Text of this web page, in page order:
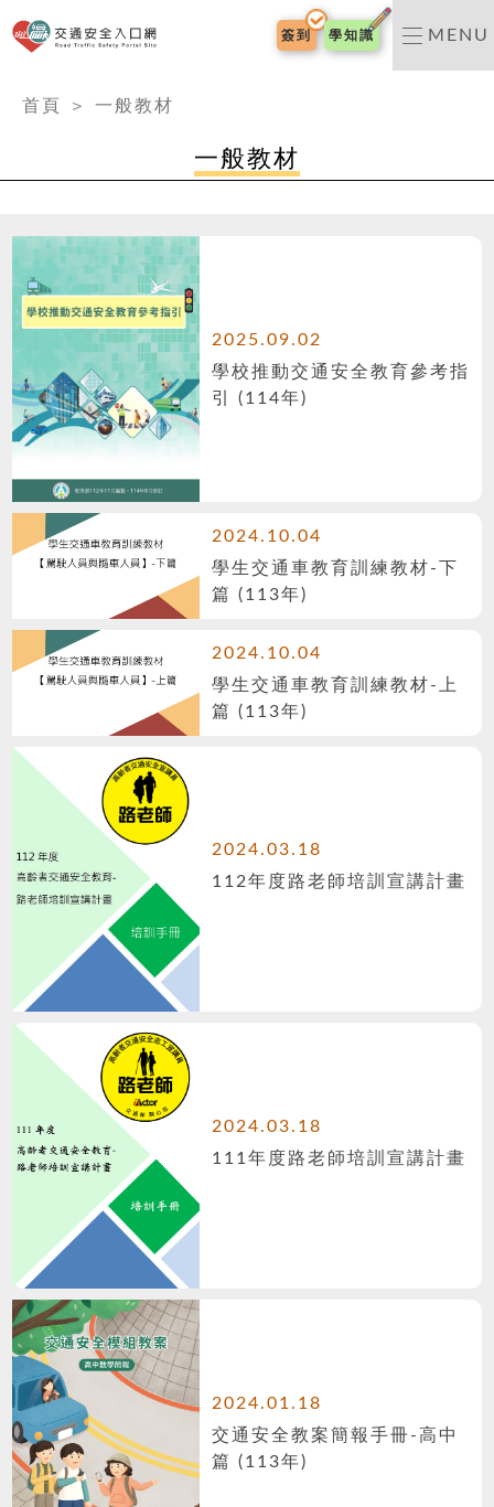
交通安全入口網
簽到 學知識 MENU
首頁
＞ 一般教材
一般教材
2025.09.02
學校推動交通安全教育參考指
引 (114年)
2024.10.04
學生交通車教育訓練教材-下
篇 (113年)
2024.10.04
學生交通車教育訓練教材-上
篇 (113年)
2024.03.18
112年度路老師培訓宣講計畫
2024.03.18
111年度路老師培訓宣講計畫
2024.01.18
交通安全教案簡報手冊-高中
篇 (113年)